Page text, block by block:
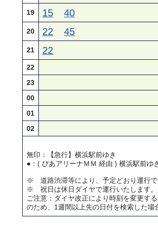
19 15 40
20 22 45
21 22
22
23
00
01
02
無印：【急行】横浜駅前ゆき
●：( ぴあアリーナＭＭ 経由 ) 横浜駅前ゆ
※ 道路渋滞等により、予定どおり運行で
※ 祝日は休日ダイヤで運行いたします。
ご注意：ダイヤ改正により時刻を変更す
のため、1週間以上先の日付を検索した場